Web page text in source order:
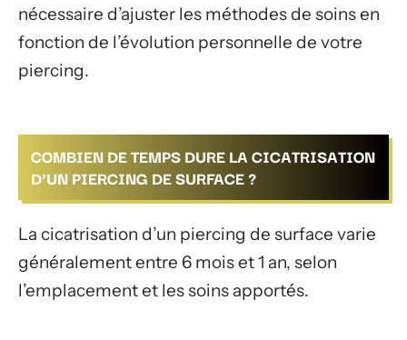
nécessaire d’ajuster les méthodes de soins en
fonction de l’évolution personnelle de votre
piercing.
COMBIEN DE TEMPS DURE LA CICATRISATION
D’UN PIERCING DE SURFACE ?
La cicatrisation d’un piercing de surface varie
généralement entre 6 mois et 1 an, selon
l’emplacement et les soins apportés.